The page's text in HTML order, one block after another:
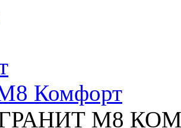
Комфорт
М8